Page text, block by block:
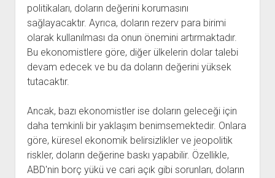
politikaları, doların değerini korumasını
sağlayacaktır. Ayrıca, doların rezerv para birimi
olarak kullanılması da onun önemini artırmaktadır.
Bu ekonomistlere göre, diğer ülkelerin dolar talebi
devam edecek ve bu da doların değerini yüksek
tutacaktır.
Ancak, bazı ekonomistler ise doların geleceği için
daha temkinli bir yaklaşım benimsemektedir. Onlara
göre, küresel ekonomik belirsizlikler ve jeopolitik
riskler, doların değerine baskı yapabilir. Özellikle,
ABD'nin borç yükü ve cari açık gibi sorunları, doların